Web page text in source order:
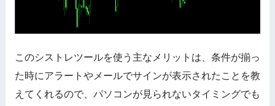
このシストレツールを使う主なメリットは、条件が揃っ
た時にアラートやメールでサインが表示されたことを教
えてくれるので、パソコンが見られないタイミングでも